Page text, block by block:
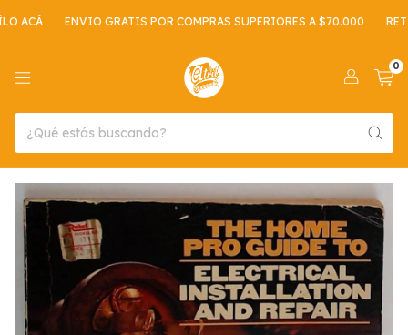
ACÁ ENVIO GRATIS POR COMPRAS SUPERIORES A $70.000
0